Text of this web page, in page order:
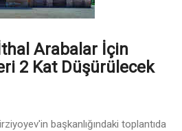
Arabalar İçin
2 Kat Düşürülecek
başkanlığındaki toplantıda